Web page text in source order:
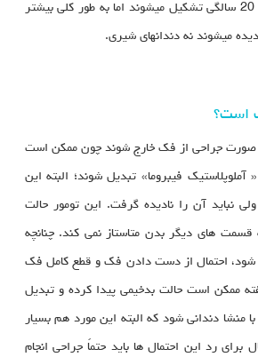
اضافه در سنین پیش از 20 سالگی تشکیل میشوند اما به طور کلی بیشتر
دیده میشوند نه دندانهای شیری.
است؟
صورت جراحی از فک خارج شوند چون ممکن است
آملوپلاستیک فیبروما» تبدیل شوند؛ البته این
نباید آن را نادیده گرفت. این تومور حالت
های دیگر بدن متاستاز نمی کند. چنانچه
شود، احتمال از دست دادن فک و قطع کامل فک
ممکن است حالت بدخیمی پیدا کرده و تبدیل
منشا دندانی شود که البته این مورد هم بسیار
رد این احتمال ها باید حتماً جراحی انجام